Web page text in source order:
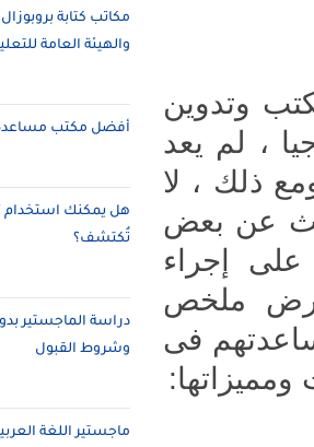
وتدوين
، لم يعد
ذلك ، لا
عن بعض
على إجراء
ملخص
فى
مكاتب كتابة
والهيئة العامة
أفضل مكتب مساعدة
تُكتشف؟
وشروط القبول
ماجستير اللغة